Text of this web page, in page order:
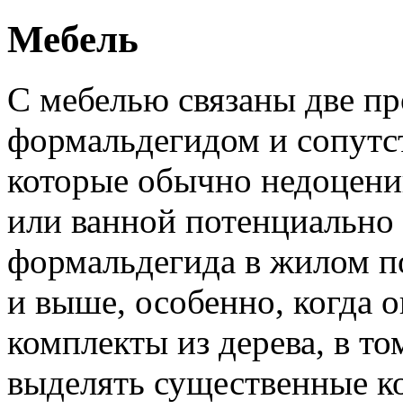
Мебель
С мебелью связаны две
формальдегидом и
которые обычно
или ванной
формальдегида в жилом
и выше, особенно, когда
комплекты из дерева, в
выделять существенные